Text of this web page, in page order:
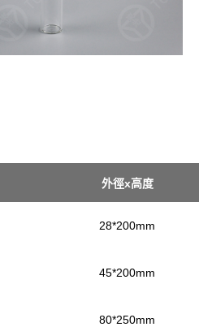
外徑x高度
28*200mm
45*200mm
80*250mm